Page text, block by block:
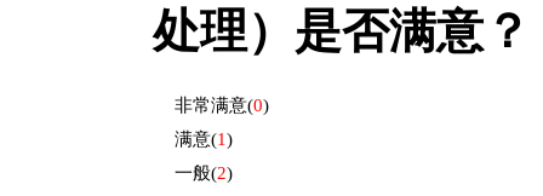
处理）是否满意？
非常满意(0)
满意(1)
一般(2)